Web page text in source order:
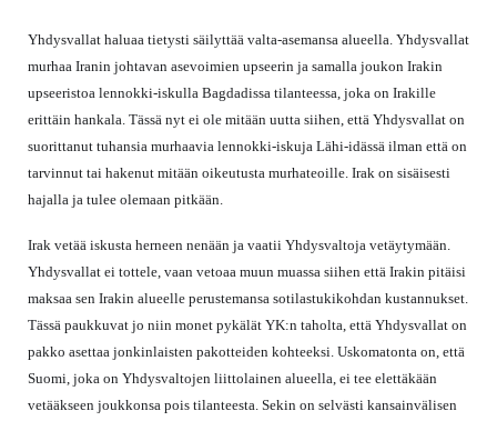
Yhdysvallat haluaa tietysti säilyttää valta-asemansa alueella. Yhdysvallat
murhaa Iranin johtavan asevoimien upseerin ja samalla joukon Irakin
upseeristoa lennokki-iskulla Bagdadissa tilanteessa, joka on Irakille
erittäin hankala. Tässä nyt ei ole mitään uutta siihen, että Yhdysvallat on
suorittanut tuhansia murhaavia lennokki-iskuja Lähi-idässä ilman että on
tarvinnut tai hakenut mitään oikeutusta murhateoille. Irak on sisäisesti
hajalla ja tulee olemaan pitkään.
Irak vetää iskusta herneen nenään ja vaatii Yhdysvaltoja vetäytymään.
Yhdysvallat ei tottele, vaan vetoaa muun muassa siihen että Irakin pitäisi
maksaa sen Irakin alueelle perustemansa sotilastukikohdan kustannukset.
Tässä paukkuvat jo niin monet pykälät YK:n taholta, että Yhdysvallat on
pakko asettaa jonkinlaisten pakotteiden kohteeksi. Uskomatonta on, että
Suomi, joka on Yhdysvaltojen liittolainen alueella, ei tee elettäkään
vetääkseen joukkonsa pois tilanteesta. Sekin on selvästi kansainvälisen